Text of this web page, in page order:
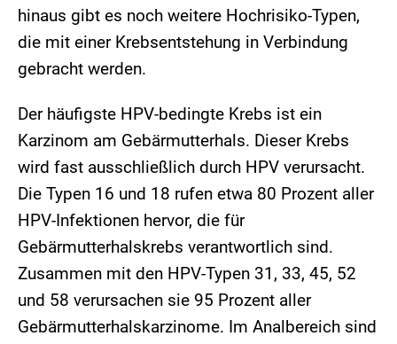
hinaus gibt es noch weitere Hochrisiko-Typen,
die mit einer Krebsentstehung in Verbindung
gebracht werden.
Der häufigste HPV-bedingte Krebs ist ein
Karzinom am Gebärmutterhals. Dieser Krebs
wird fast ausschließlich durch HPV verursacht.
Die Typen 16 und 18 rufen etwa 80 Prozent aller
HPV-Infektionen hervor, die für
Gebärmutterhalskrebs verantwortlich sind.
Zusammen mit den HPV-Typen 31, 33, 45, 52
und 58 verursachen sie 95 Prozent aller
Gebärmutterhalskarzinome. Im Analbereich sind